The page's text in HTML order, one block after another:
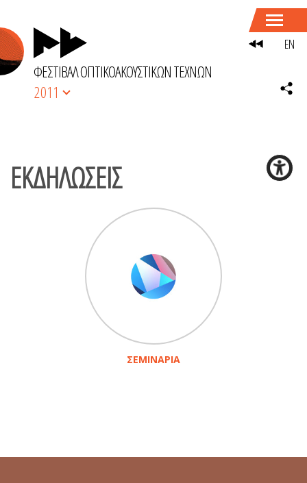
ΦΕΣΤΙΒΑΛ ΟΠΤΙΚΟΑΚΟΥΣΤΙΚΩΝ ΤΕΧΝΩΝ
2011
ΕKΔΗΛΩΣΕΙΣ
ΣΕΜΙΝΑΡΙΑ
EN